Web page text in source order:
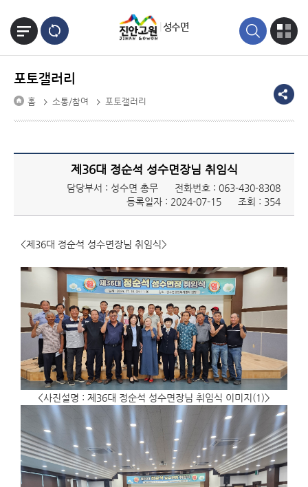
성수면
포토갤러리
홈 소통/참여 포토갤러리
제36대 정순석 성수면장님 취임식
담당부서 : 성수면 총무 전화번호 : 063-430-8308
등록일자 : 2024-07-15
조회 : 354
<제36대 정순석 성수면장님 취임식>
<사진설명 : 제36대 정순석 성수면장님 취임식 이미지(1)>